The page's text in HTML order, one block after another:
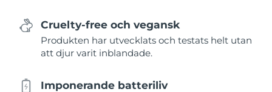
Cruelty-free och vegansk
Produkten har utvecklats och testats helt utan
att djur varit inblandade.
Imponerande batteriliv